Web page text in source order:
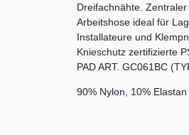
Dreifachnähte.
Arbeitshose ideal für
Installateure und
Knieschutz zertifizierte
PAD ART. GC061BC
90% Nylon, 10%